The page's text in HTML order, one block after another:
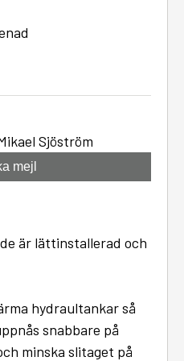
Sjöström
mejl
är lättinstallerad och
hydraultankar så
snabbare på
minska slitaget på